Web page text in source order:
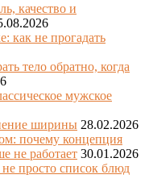
качество и
как не прогадать
тело обратно, когда
мужское
ширины 28.02.2026
почему концепция
не работает 30.01.2026
просто список блюд